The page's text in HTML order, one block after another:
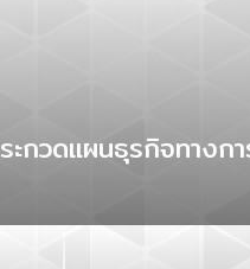
ะกวดแผนธุรกิจทางก